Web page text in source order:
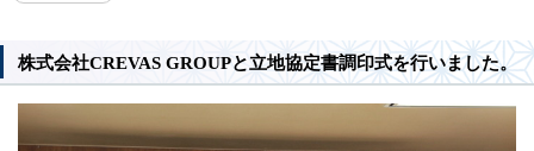
株式会社CREVAS GROUPと立地協定書調印式を行いました。